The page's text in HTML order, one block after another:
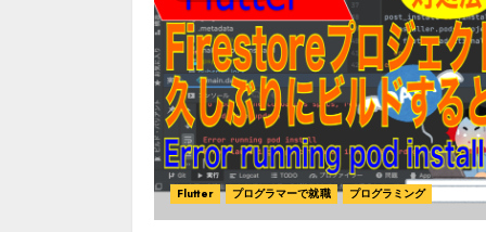
Flutter プログラマーで就職 プログラミング